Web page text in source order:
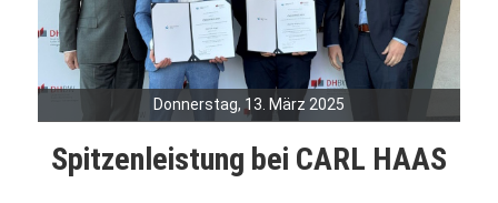
Donnerstag, 13. März 2025
Spitzenleistung bei CARL HAAS